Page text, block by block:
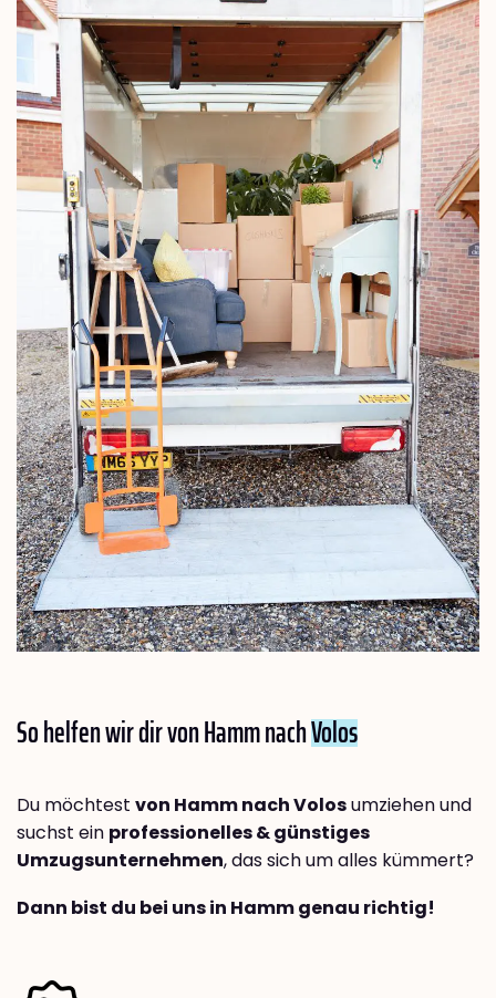
So helfen wir dir von Hamm nachVolos
Du möchtest von Hamm nach Volosumziehen und
suchst ein professionelles & günstiges
Umzugsunternehmen, das sich um alles kümmert?
Dann bist du bei uns in Hamm genau richtig!